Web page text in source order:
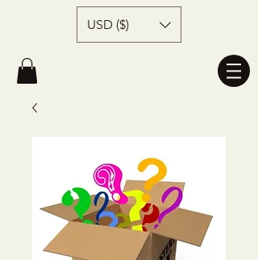
USD ($)